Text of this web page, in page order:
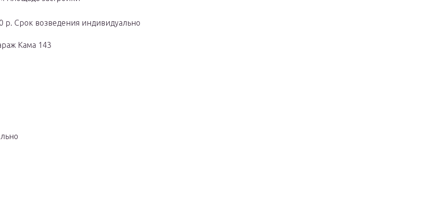
р. Срок возведения индивидуально
Кама 143